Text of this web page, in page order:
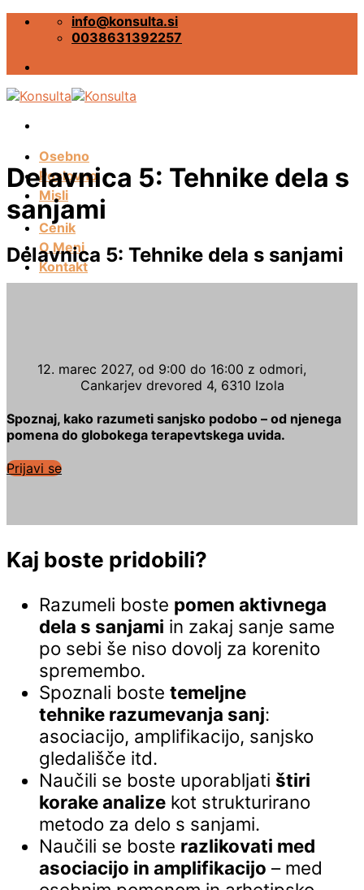
Skoči
info@konsulta.si
0038631392257
Osebno
Poslovno
Misli
Cenik
O Meni
Kontakt
Delavnica 5: Tehnike dela s
sanjami
Delavnica 5: Tehnike dela s sanjami
12. marec 2027, od 9:00 do 16:00 z odmori,
Cankarjev drevored 4, 6310 Izola
Spoznaj, kako razumeti sanjsko podobo – od njenega
pomena do globokega terapevtskega uvida.
Prijavi se
Kaj boste pridobili?
Razumeli boste pomen aktivnega
dela s sanjami in zakaj sanje same
po sebi še niso dovolj za korenito
spremembo.
Spoznali boste temeljne
tehnike razumevanja sanj:
asociacijo, amplifikacijo, sanjsko
gledališče itd.
Naučili se boste uporabljati štiri
korake analize kot strukturirano
metodo za delo s sanjami.
Naučili se boste razlikovati med
asociacijo in amplifikacijo – med